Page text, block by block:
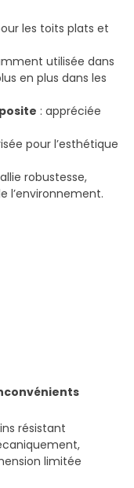
les toits plats et
utilisée dans
en plus dans les
: appréciée
pour l’esthétique
robustesse,
l’environnement.
résistant
limitée